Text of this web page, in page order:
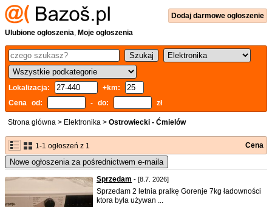
Dodaj darmowe ogłoszenie
Ulubione ogłoszenia, Moje ogłoszenia
Lokalizacja:
+km:
Cena od:
- do: zł
Strona główna > Elektronika > Ostrowiecki - Ćmielów
1-1 ogłoszeń z 1 Cena
Nowe ogłoszenia za pośrednictwem e-maila
Sprzedam - [8.7. 2026]
Sprzedam 2 letnia pralkę Gorenje 7kg ładowności
ktora była używan ...